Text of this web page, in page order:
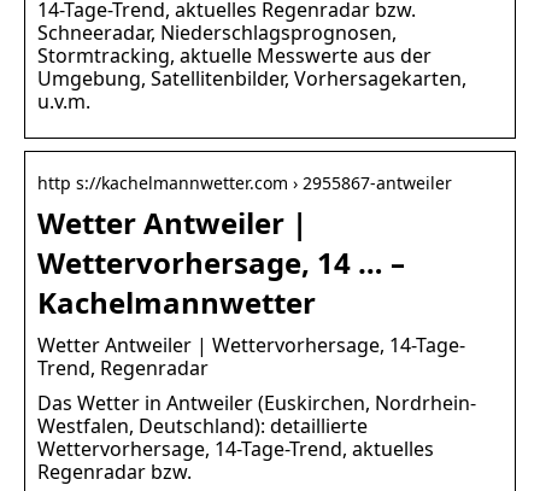
14-Tage-Trend, aktuelles Regenradar bzw.
Schneeradar, Niederschlagsprognosen,
Stormtracking, aktuelle Messwerte aus der
Umgebung, Satellitenbilder, Vorhersagekarten,
u.v.m.
http s://kachelmannwetter.com › 2955867-antweiler
Wetter Antweiler |
Wettervorhersage, 14 … –
Kachelmannwetter
Wetter Antweiler | Wettervorhersage, 14-Tage-
Trend, Regenradar
Das Wetter in Antweiler (Euskirchen, Nordrhein-
Westfalen, Deutschland): detaillierte
Wettervorhersage, 14-Tage-Trend, aktuelles
Regenradar bzw.